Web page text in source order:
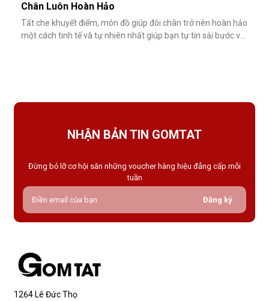
Chân Luôn Hoàn Hảo
Tất che khuyết điểm, món đồ giúp đôi chân trở nên hoàn hảo
một cách tinh tế và tự nhiên nhất giúp bạn tự tin sải bước với
NHẬN BẢN TIN GOMTAT
Đừng bỏ lỡ cơ hội săn những voucher hàng hiệu đẳng cấp mỗi
tuần
Đăng ký
1264 Lê Đức Thọ